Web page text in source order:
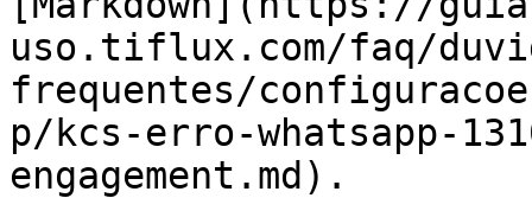
uso.tiflux.com/faq/
frequentes/
p/kcs-erro-whatsapp-
engagement.md).